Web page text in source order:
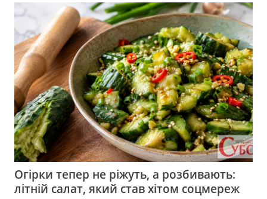
Огірки тепер не ріжуть, а розбивають:
літній салат, який став хітом соцмереж